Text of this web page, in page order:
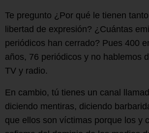
Te pregunto ¿Por qué le tienen
libertad de expresión? ¿Cuántas
periódicos han cerrado? Pues 400
años, 76 periódicos y no hablemos
TV y radio.
En cambio, tú tienes un canal
diciendo mentiras, diciendo
que ellos son víctimas porque los y